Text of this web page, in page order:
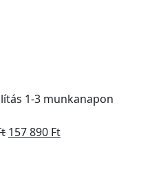
1-3 munkanapon
157 890 Ft